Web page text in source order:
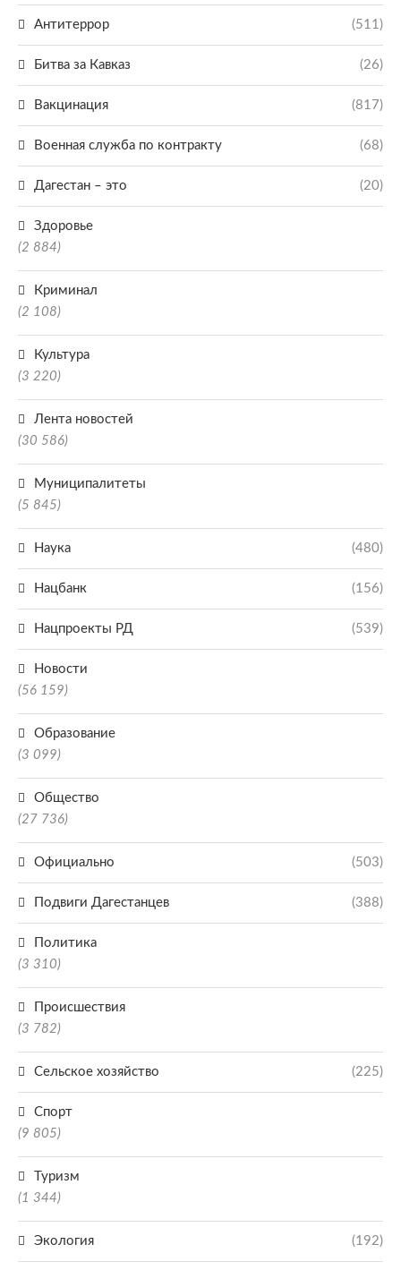
Антитеррор (511)
Битва за Кавказ (26)
Вакцинация (817)
Военная служба по контракту (68)
Дагестан – это (20)
Здоровье
(2 884)
Криминал
(2 108)
Культура
(3 220)
Лента новостей
(30 586)
Муниципалитеты
(5 845)
Наука (480)
Нацбанк (156)
Нацпроекты РД (539)
Новости
(56 159)
Образование
(3 099)
Общество
(27 736)
Официально (503)
Подвиги Дагестанцев (388)
Политика
(3 310)
Происшествия
(3 782)
Сельское хозяйство (225)
Спорт
(9 805)
Туризм
(1 344)
Экология (192)